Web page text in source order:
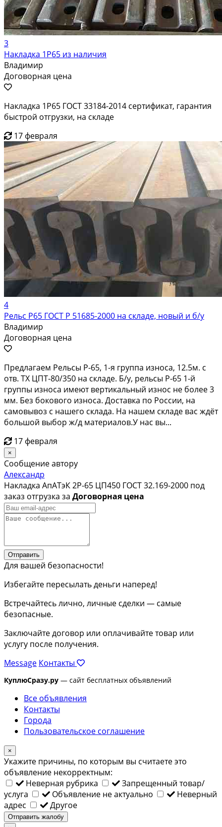
3
Накладка 1Р65 из наличия
Владимир
Договорная цена
Накладка 1Р65 ГОСТ 33184-2014 сертификат, гарантия
быстрой отгрузки, на складе
17 февраля
4
Рельс Р65 ГОСТ Р 51685-2000 на складе, новый и б/у
Владимир
Договорная цена
Предлагаем Рельсы Р-65, 1-я группа износа, 12.5м. с
отв. ТХ ЦПТ-80/350 на складе. Б/у, рельсы Р-65 1-й
группы износа имеют вертикальный износ не более 3
мм. Без бокового износа. Доставка по России, на
самовывоз с нашего склада. На нашем складе вас ждёт
большой выбор ж/д материалов.У нас вы...
17 февраля
×
Сообщение автору
Александр
Накладка АпАТэК 2Р-65 ЦП450 ГОСТ 32.169-2000 под
заказ отгрузка за Договорная цена
Отправить
Для вашей безопасности!
Избегайте пересылать деньги наперед!
Встречайтесь лично, личные сделки — самые
безопасные.
Заключайте договор или оплачивайте товар или
услугу после получения.
Message Контакты
КуплюСразу.ру — сайт бесплатных объявлений
Все объявления
Контакты
Города
Пользовательское соглашение
×
Укажите причины, по которым вы считаете это
объявление некорректным:
Неверная рубрика
Запрещенный товар/
услуга
Объявление не актуально
Неверный
адрес
Другое
Отправить жалобу